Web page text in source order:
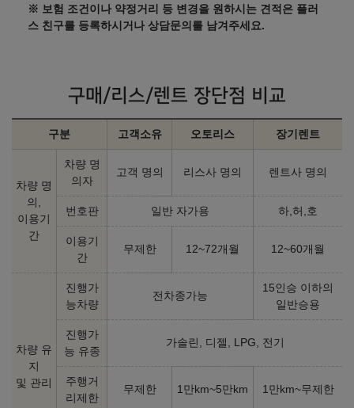
※ 보험 조건이나 약정거리 등 변경을 원하시는 견적은 플러
스 친구를 등록하시거나 상담문의를 남겨주세요.
구매/리스/렌트 장단점 비교
구분 고객소유 오토리스 장기렌트
차량 명
의,
이용기
간
차량 명
의자
고객 명의 리스사 명의 렌트사 명의
번호판 일반 자가용 하,허,호
이용기
간
무제한 12~72개월 12~60개월
차량 유
지
및 관리
진행가
능차량
전차종가능
15인승 이하의
일반승용
진행가
능 유종
가솔린, 디젤, LPG, 전기
주행거
리제한
무제한 1만km~5만km 1만km~무제한